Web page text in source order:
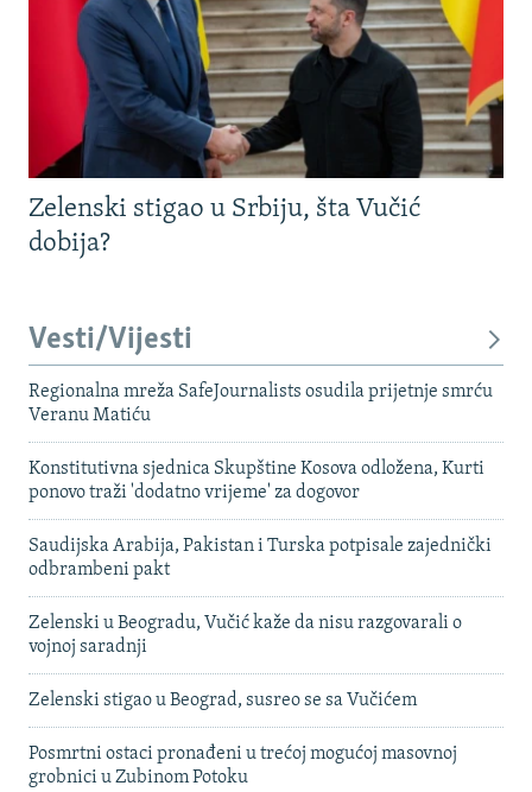
Zelenski stigao u Srbiju, šta Vučić
dobija?
Vesti/Vijesti
Regionalna mreža SafeJournalists osudila prijetnje smrću
Veranu Matiću
Konstitutivna sjednica Skupštine Kosova odložena, Kurti
ponovo traži 'dodatno vrijeme' za dogovor
Saudijska Arabija, Pakistan i Turska potpisale zajednički
odbrambeni pakt
Zelenski u Beogradu, Vučić kaže da nisu razgovarali o
vojnoj saradnji
Zelenski stigao u Beograd, susreo se sa Vučićem
Posmrtni ostaci pronađeni u trećoj mogućoj masovnoj
grobnici u Zubinom Potoku